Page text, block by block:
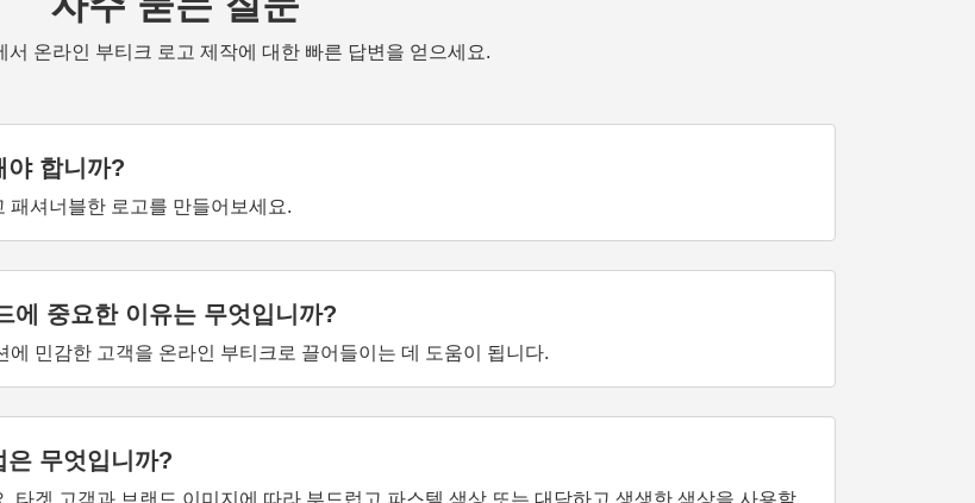
서 온라인 부티크 로고 제작에 대한 빠른 답변을 얻으세요.
야 합니까?
패셔너블한 로고를 만들어보세요.
에 중요한 이유는 무엇입니까?
민감한 고객을 온라인 부티크로 끌어들이는 데 도움이 됩니다.
은 무엇입니까?
타겟 고객과 브랜드 이미지에 따라 부드럽고 파스텔 색상 또는 대담하고 생생한 색상을 사용할